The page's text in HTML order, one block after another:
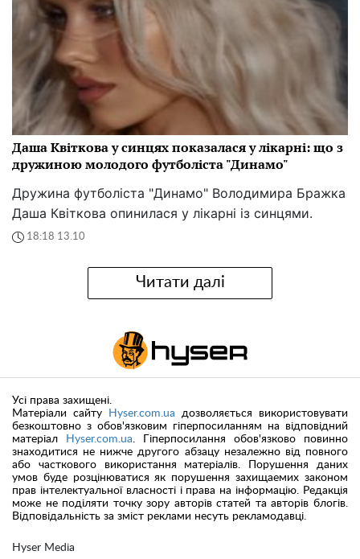
Даша Квіткова у синцях показалася у лікарні: що з
дружиною молодого футболіста "Динамо"
Дружина футболіста "Динамо" Володимира Бражка
Даша Квіткова опинилася у лікарні із синцями.
18:18 13.10
Читати далі
Hyser Media
Усі права захищені.
Матеріали сайту
Hyser.com.ua дозволяється використовувати
безкоштовно з обов'язковим гіперпосиланням на відповідний
матеріал
Hyser.com.ua . Гіперпосилання обов'язково повинно
знаходитися не нижче другого абзацу незалежно від повного
або часткового використання матеріалів. Порушення даних
умов буде розцінюватися як порушення захищаемих законом
прав інтелектуальної власності і права на інформацію. Редакція
може не поділяти точку зору авторів статей та авторів блогів.
Відповідальність за зміст реклами несуть рекламодавці.